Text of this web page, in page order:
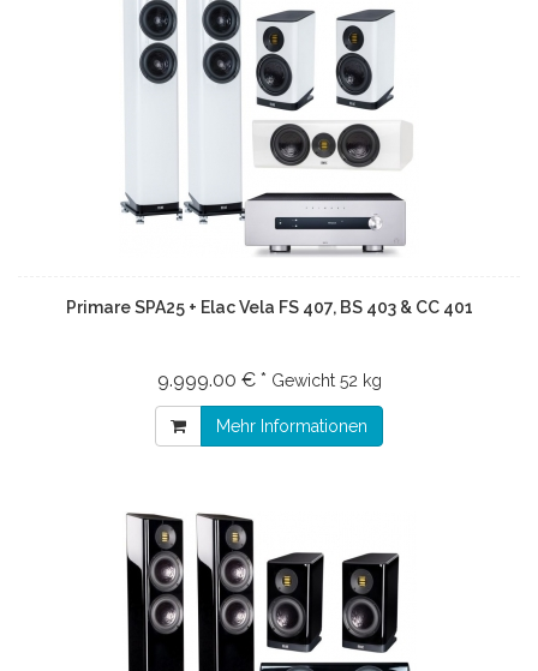
Primare SPA25 + Elac Vela FS 407, BS 403 & CC 401
9.999.00 € * Gewicht 52 kg
Mehr Informationen